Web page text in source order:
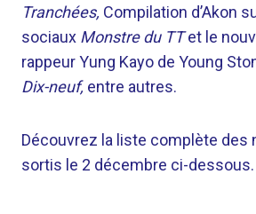
Tranchées, Compilation d’Akon
sociaux Monstre du TTet le
rappeur Yung Kayo de Young
Dix-neuf, entre autres.
Découvrez la liste complète des
sortis le 2 décembre ci-dessous.